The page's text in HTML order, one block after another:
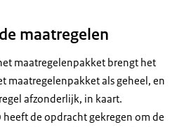
maatregelen
maatregelenpakket brengt het
maatregelenpakket als geheel, en
afzonderlijk, in kaart.
heeft de opdracht gekregen om de